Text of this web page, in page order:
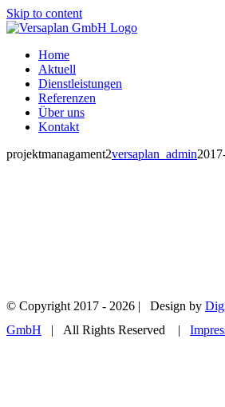
Skip to content
Home
Aktuell
Dienstleistungen
Referenzen
Über uns
Kontakt
projektmanagament2versaplan_admin
© Copyright 2017 - 2026 | Design by
GmbH | All Rights Reserved |